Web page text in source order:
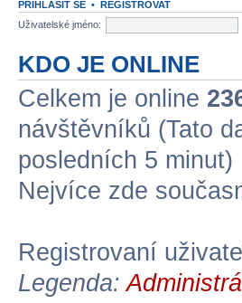
PŘIHLÁSIT SE • REGISTROVAT
Uživatelské jméno:
KDO JE ONLINE
Celkem je online
návštěvníků (Tato
posledních 5 minut)
Nejvíce zde
Registrovaní
Legenda: